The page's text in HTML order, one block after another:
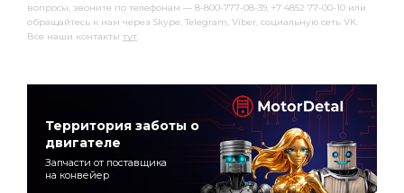
вопросы, звоните по телефонам — 8-800-777-08-39, +7 4852 77-00-10 или
обращайтесь к нам через Skype, Telegram, Viber, социальную сеть VK.
Все наши контакты тут.
Территория заботы о
двигателе
Запчасти от поставщика
на конвейер